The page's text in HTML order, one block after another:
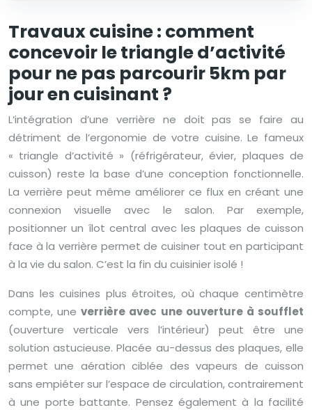
Travaux cuisine : comment
concevoir le triangle d’activité
pour ne pas parcourir 5km par
jour en cuisinant ?
L’intégration d’une verrière ne doit pas se faire au
détriment de l’ergonomie de votre cuisine. Le fameux
« triangle d’activité » (réfrigérateur, évier, plaques de
cuisson) reste la base d’une conception fonctionnelle.
La verrière peut même améliorer ce flux en créant une
connexion visuelle avec le salon. Par exemple,
positionner un îlot central avec les plaques de cuisson
face à la verrière permet de cuisiner tout en participant
à la vie du salon. C’est la fin du cuisinier isolé !
Dans les cuisines plus étroites, où chaque centimètre
compte, uneverrière avec une ouverture à soufflet
(ouverture verticale vers l’intérieur) peut être une
solution astucieuse. Placée au-dessus des plaques, elle
permet une aération ciblée des vapeurs de cuisson
sans empiéter sur l’espace de circulation, contrairement
à une porte battante. Pensez également à la facilité